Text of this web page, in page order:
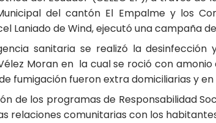
del cantón El Empalme y los
Laniado de Wind, ejecutó una campaña
sanitaria se realizó la desinfección
Moran en la cual se roció con
fumigación fueron extra domiciliarias y
de los programas de Responsabilidad
relaciones comunitarias con los